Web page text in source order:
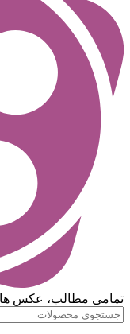
تمامی مطالب، عکس